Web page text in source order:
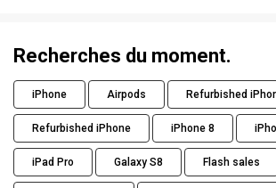
Recherches du moment.
iPhone Airpods Refurbished
Refurbished iPhone iPhone 8
iPad Pro Galaxy S8 Flash sales